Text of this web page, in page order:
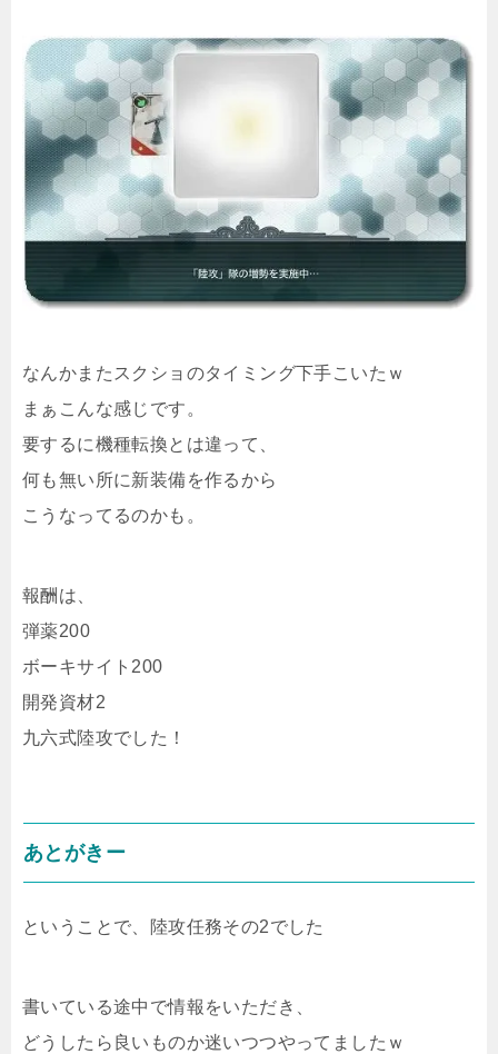
なんかまたスクショのタイミング下手こいたｗ
まぁこんな感じです。
要するに機種転換とは違って、
何も無い所に新装備を作るから
こうなってるのかも。
報酬は、
弾薬200
ボーキサイト200
開発資材2
九六式陸攻でした！
あとがきー
ということで、陸攻任務その2でした
書いている途中で情報をいただき、
どうしたら良いものか迷いつつやってましたｗ